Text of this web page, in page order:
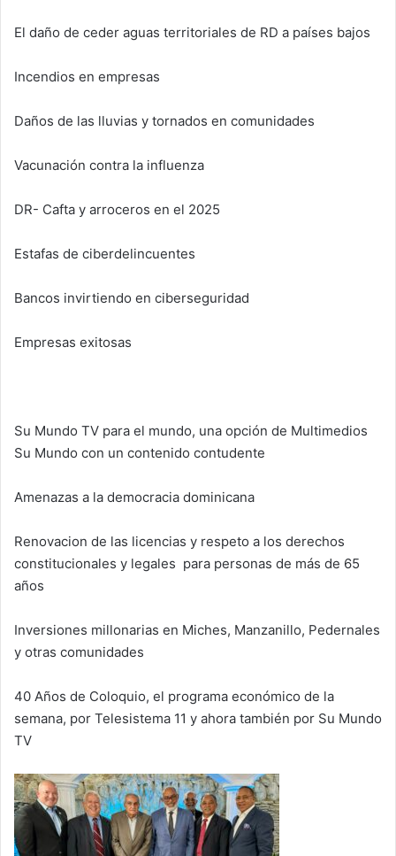
El daño de ceder aguas territoriales de RD a países bajos
Incendios en empresas
Daños de las lluvias y tornados en comunidades
Vacunación contra la influenza
DR- Cafta y arroceros en el 2025
Estafas de ciberdelincuentes
Bancos invirtiendo en ciberseguridad
Empresas exitosas
Su Mundo TV para el mundo, una opción de Multimedios
Su Mundo con un contenido contudente
Amenazas a la democracia dominicana
Renovacion de las licencias y respeto a los derechos
constitucionales y legales para personas de más de 65
años
Inversiones millonarias en Miches, Manzanillo, Pedernales
y otras comunidades
40 Años de Coloquio, el programa económico de la
semana, por Telesistema 11 y ahora también por Su Mundo
TV